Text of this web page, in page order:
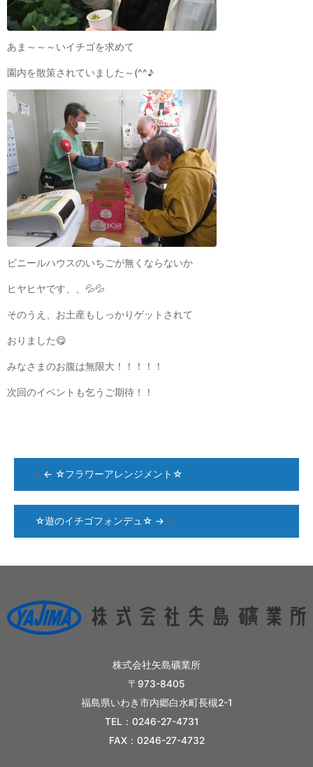
あま～～～いイチゴを求めて
園内を散策されていました～(^^♪
ビニールハウスのいちごが無くならないか
ヒヤヒヤです、、💦💦
そのうえ、お土産もしっかりゲットされて
おりました😋
みなさまのお腹は無限大！！！！！
次回のイベントも乞うご期待！！
« ← ☆フラワーアレンジメント☆
☆遊のイチゴフォンデュ☆ → »
株式会社矢島礦業所
〒973-8405
福島県いわき市内郷白水町長槻2-1
TEL：0246-27-4731
FAX：0246-27-4732